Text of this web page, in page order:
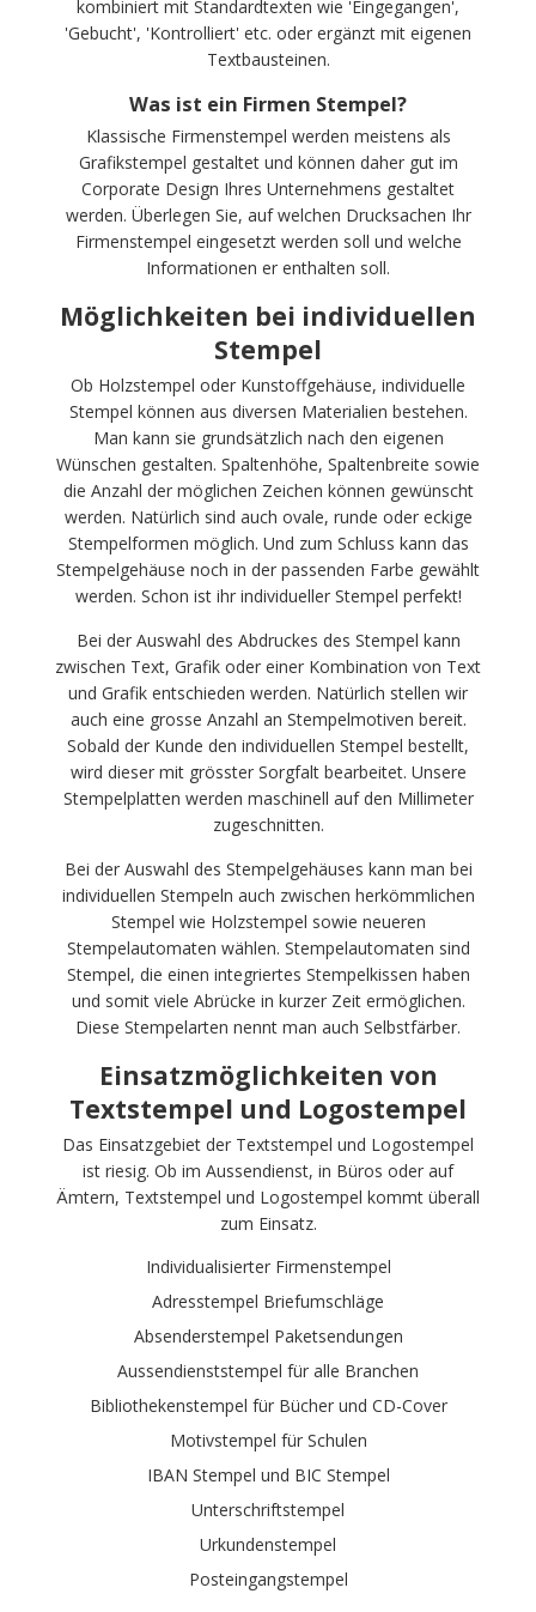
kombiniert mit Standardtexten wie 'Eingegangen',
'Gebucht', 'Kontrolliert' etc. oder ergänzt mit eigenen
Textbausteinen.
Was ist ein Firmen Stempel?
Klassische Firmenstempel werden meistens als
Grafikstempel gestaltet und können daher gut im
Corporate Design Ihres Unternehmens gestaltet
werden. Überlegen Sie, auf welchen Drucksachen Ihr
Firmenstempel eingesetzt werden soll und welche
Informationen er enthalten soll.
Möglichkeiten bei individuellen
Stempel
Ob Holzstempel oder Kunstoffgehäuse, individuelle
Stempel können aus diversen Materialien bestehen.
Man kann sie grundsätzlich nach den eigenen
Wünschen gestalten. Spaltenhöhe, Spaltenbreite sowie
die Anzahl der möglichen Zeichen können gewünscht
werden. Natürlich sind auch ovale, runde oder eckige
Stempelformen möglich. Und zum Schluss kann das
Stempelgehäuse noch in der passenden Farbe gewählt
werden. Schon ist ihr individueller Stempel perfekt!
Bei der Auswahl des Abdruckes des Stempel kann
zwischen Text, Grafik oder einer Kombination von Text
und Grafik entschieden werden. Natürlich stellen wir
auch eine grosse Anzahl an Stempelmotiven bereit.
Sobald der Kunde den individuellen Stempel bestellt,
wird dieser mit grösster Sorgfalt bearbeitet. Unsere
Stempelplatten werden maschinell auf den Millimeter
zugeschnitten.
Bei der Auswahl des Stempelgehäuses kann man bei
individuellen Stempeln auch zwischen herkömmlichen
Stempel wie Holzstempel sowie neueren
Stempelautomaten wählen. Stempelautomaten sind
Stempel, die einen integriertes Stempelkissen haben
und somit viele Abrücke in kurzer Zeit ermöglichen.
Diese Stempelarten nennt man auch Selbstfärber.
Einsatzmöglichkeiten von
Textstempel und Logostempel
Das Einsatzgebiet der Textstempel und Logostempel
ist riesig. Ob im Aussendienst, in Büros oder auf
Ämtern, Textstempel und Logostempel kommt überall
zum Einsatz.
Individualisierter Firmenstempel
Adresstempel Briefumschläge
Absenderstempel Paketsendungen
Aussendienststempel für alle Branchen
Bibliothekenstempel für Bücher und CD-Cover
Motivstempel für Schulen
IBAN Stempel und BIC Stempel
Unterschriftstempel
Urkundenstempel
Posteingangstempel